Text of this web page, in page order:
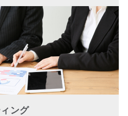
ング